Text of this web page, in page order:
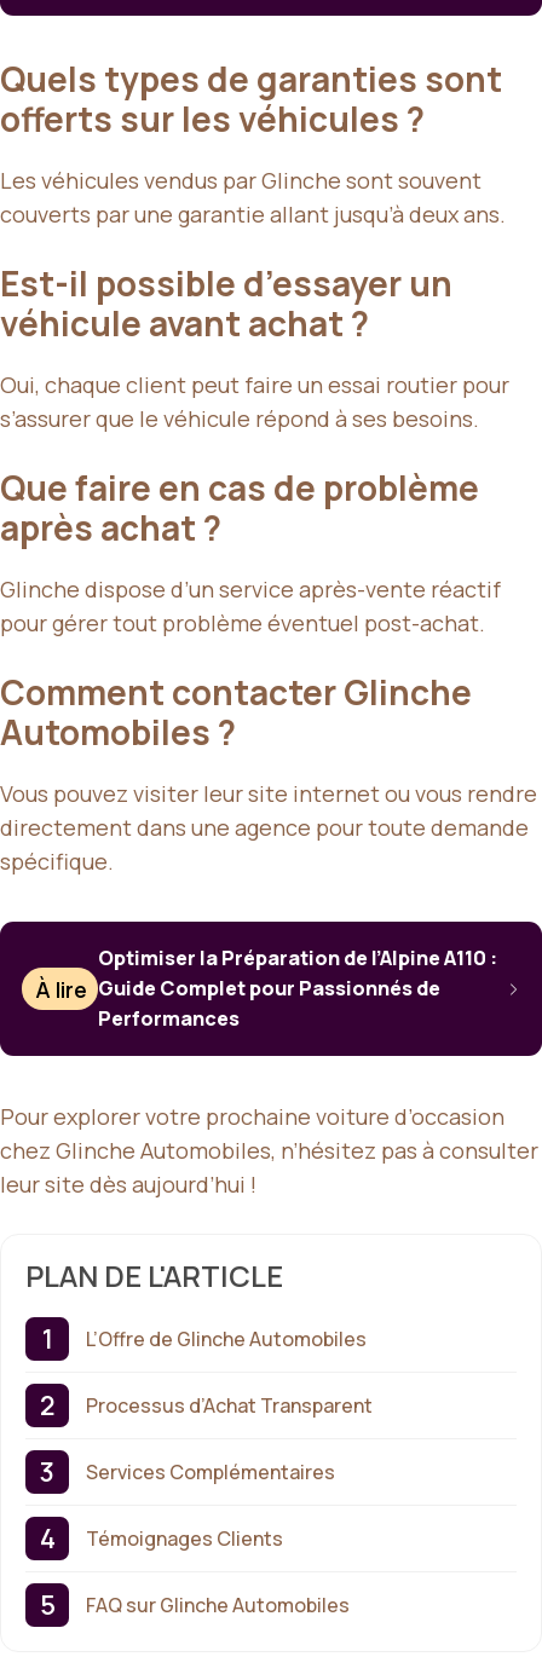
Quels types de garanties sont
offerts sur les véhicules ?
Les véhicules vendus par Glinche sont souvent
couverts par une garantie allant jusqu’à deux ans.
Est-il possible d’essayer un
véhicule avant achat ?
Oui, chaque client peut faire un essai routier pour
s’assurer que le véhicule répond à ses besoins.
Que faire en cas de problème
après achat ?
Glinche dispose d’un service après-vente réactif
pour gérer tout problème éventuel post-achat.
Comment contacter Glinche
Automobiles ?
Vous pouvez visiter leur site internet ou vous rendre
directement dans une agence pour toute demande
spécifique.
À lire
Optimiser la Préparation de l’Alpine A110 :
Guide Complet pour Passionnés de
Performances
Pour explorer votre prochaine voiture d’occasion
chez Glinche Automobiles, n’hésitez pas à consulter
leur site dès aujourd’hui !
PLAN DE L'ARTICLE
L’Offre de Glinche Automobiles
Processus d’Achat Transparent
Services Complémentaires
Témoignages Clients
FAQ sur Glinche Automobiles